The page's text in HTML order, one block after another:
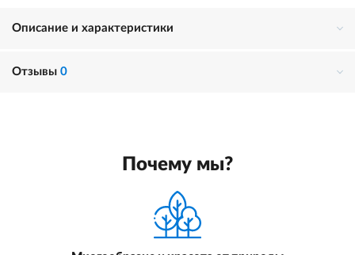
Описание и характеристики
Отзывы 0
Почему мы?